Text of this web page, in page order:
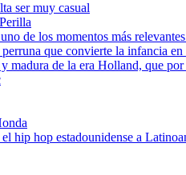
ser muy casual
de los momentos más
que convierte la infancia en
madura de la era Holland, que
hip hop estadounidense a